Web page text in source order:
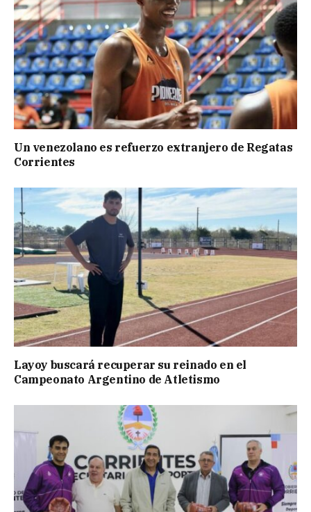
Un venezolano es refuerzo extranjero de Regatas
Corrientes
Layoy buscará recuperar su reinado en el
Campeonato Argentino de Atletismo